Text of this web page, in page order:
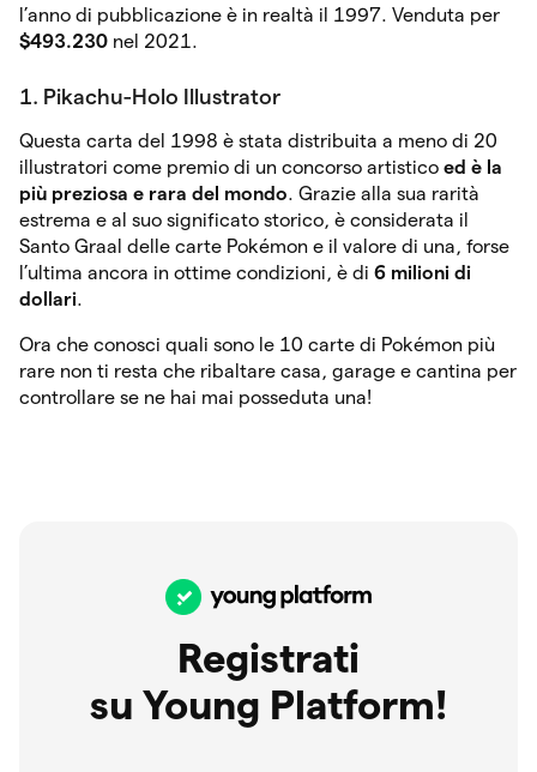
l’anno di pubblicazione è in realtà il 1997. Venduta per
$493.230 nel 2021.
1. Pikachu-Holo Illustrator
Questa carta del 1998 è stata distribuita a meno di 20
illustratori come premio di un concorso artistico ed è la
più preziosa e rara del mondo. Grazie alla sua rarità
estrema e al suo significato storico, è considerata il
Santo Graal delle carte Pokémon e il valore di una, forse
l’ultima ancora in ottime condizioni, è di 6 milioni di
dollari.
Ora che conosci quali sono le 10 carte di Pokémon più
rare non ti resta che ribaltare casa, garage e cantina per
controllare se ne hai mai posseduta una!
Registrati
su Young Platform!